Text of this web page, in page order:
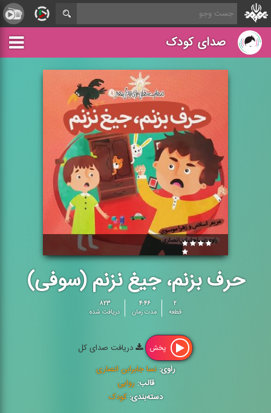
صدای کودک
حرف بزنم، جیغ نزنم (سوفی)
۲
قطعه
۴:۴۶
مدت زمان
۸۲۳
دریافت شده
پخش
دریافت صدای کل
راوی: نسا جابرابن انصاری
قالب: روایی
دسته‌بندی: کودک